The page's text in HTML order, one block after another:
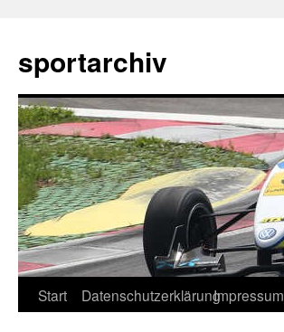
sportarchiv
Zum
Start DatenschutzerklärungImpressum